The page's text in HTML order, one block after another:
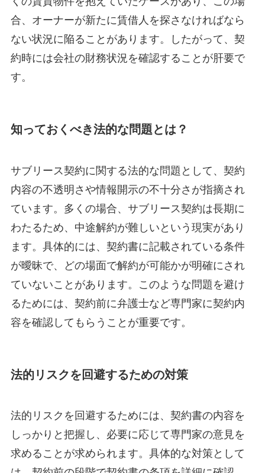
合、オーナーが新たに賃借人を探さなければなら
ない状況に陥ることがあります。したがって、契
約時には会社の財務状況を確認することが肝要で
す。
知っておくべき法的な問題とは？
サブリース契約に関する法的な問題として、契約
内容の不透明さや情報開示の不十分さが指摘され
ています。多くの場合、サブリース契約は長期に
わたるため、中途解約が難しいという現実があり
ます。具体的には、契約書に記載されている条件
が曖昧で、どの場面で解約が可能かが明確にされ
ていないことがあります。このような問題を避け
るためには、契約前に弁護士など専門家に契約内
容を確認してもらうことが重要です。
法的リスクを回避するための対策
法的リスクを回避するためには、契約書の内容を
しっかりと把握し、必要に応じて専門家の意見を
求めることが求められます。具体的な対策として